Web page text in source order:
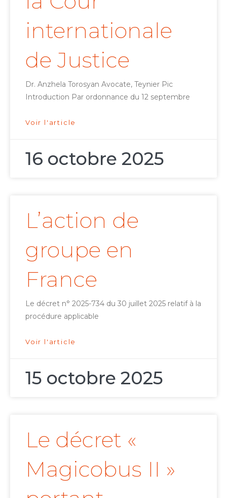
internationale
de Justice
Dr. Anzhela Torosyan Avocate, Teynier Pic
Introduction Par ordonnance du 12 septembre
Voir l'article
16 octobre 2025
L’action de
groupe en
France
Le décret n° 2025-734 du 30 juillet 2025 relatif à la
procédure applicable
Voir l'article
15 octobre 2025
Le décret «
Magicobus II »